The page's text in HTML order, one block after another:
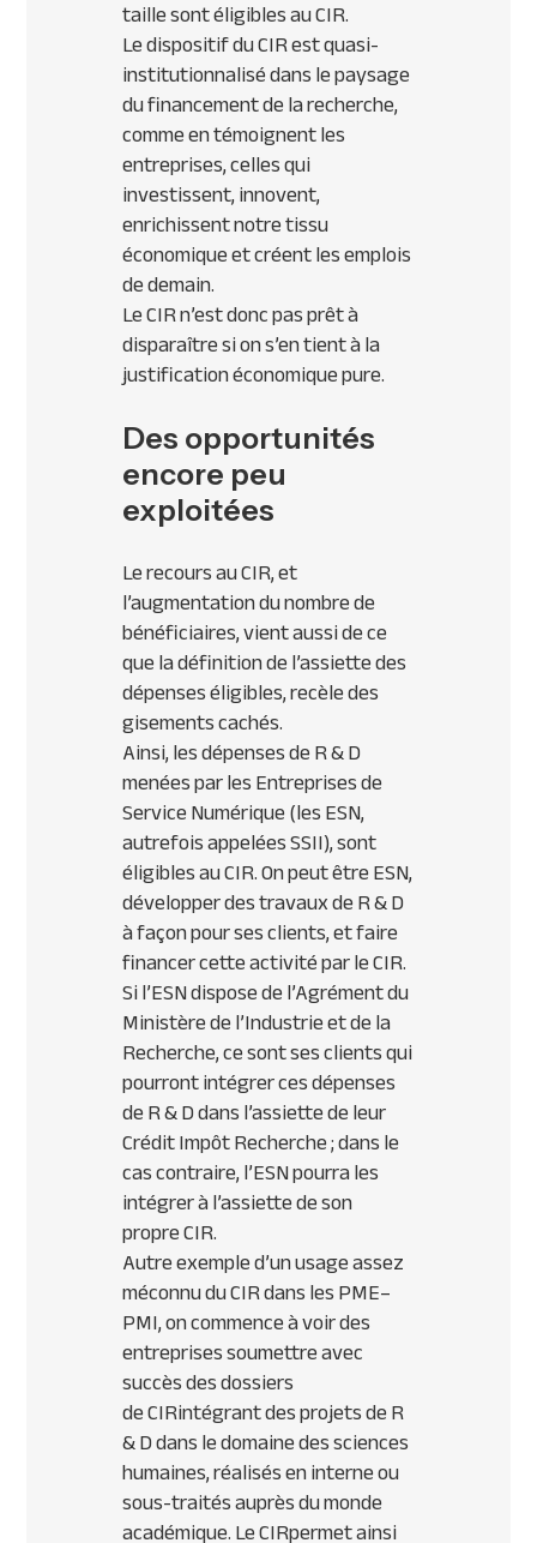
taille sont éligibles auCIR.
Le dispositif duCIRest quasi-
institutionnalisé dans le paysage
du financement de la recherche,
comme en témoignent les
entreprises, celles qui
investissent, innovent,
enrichissent notre tissu
économique et créent les emplois
de demain.
LeCIRn’est donc pas prêt à
disparaître si on s’en tient à la
justification économique pure.
Des opportunités
encore peu
exploitées
Le recours auCIR, et
l’augmentation du nombre de
bénéficiaires, vient aussi de ce
que la définition de l’assiette des
dépenses éligibles, recèle des
gisements cachés.
Ainsi, les dépenses de R & D
menées par les Entreprises de
Service Numérique (lesESN,
autrefois appeléesSSII), sont
éligibles auCIR. On peut êtreESN,
développer des travaux de R & D
à façon pour ses clients, et faire
financer cette activité par leCIR.
Si l’ESNdispose de l’Agrément du
Ministère de l’Industrie et de la
Recherche, ce sont ses clients qui
pourront intégrer ces dépenses
de R & D dans l’assiette de leur
Crédit Impôt Recherche ; dans le
cas contraire, l’ESNpourra les
intégrer à l’assiette de son
propreCIR.
Autre exemple d’un usage assez
méconnu duCIRdans lesPME–
PMI, on commence à voir des
entreprises soumettre avec
succès des dossiers
deCIRintégrant des projets de R
& D dans le domaine des sciences
humaines, réalisés en interne ou
sous-traités auprès du monde
académique. LeCIRpermet ainsi